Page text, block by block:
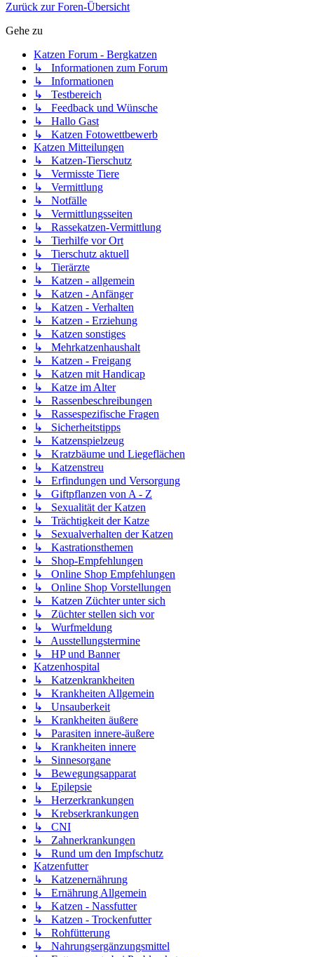
Zurück zur Foren-Übersicht
Gehe zu
Katzen Forum - Bergkatzen
↳ Informationen zum Forum
↳ Informationen
↳ Testbereich
↳ Feedback und Wünsche
↳ Hallo Gast
↳ Katzen Fotowettbewerb
Katzen Mitteilungen
↳ Katzen-Tierschutz
↳ Vermisste Tiere
↳ Vermittlung
↳ Notfälle
↳ Vermittlungsseiten
↳ Rassekatzen-Vermittlung
↳ Tierhilfe vor Ort
↳ Tierschutz aktuell
↳ Tierärzte
↳ Katzen - allgemein
↳ Katzen - Anfänger
↳ Katzen - Verhalten
↳ Katzen - Erziehung
↳ Katzen sonstiges
↳ Mehrkatzenhaushalt
↳ Katzen - Freigang
↳ Katzen mit Handicap
↳ Katze im Alter
↳ Rassenbeschreibungen
↳ Rassespezifische Fragen
↳ Sicherheitstipps
↳ Katzenspielzeug
↳ Kratzbäume und Liegeflächen
↳ Katzenstreu
↳ Erfindungen und Versorgung
↳ Giftpflanzen von A - Z
↳ Sexualität der Katzen
↳ Trächtigkeit der Katze
↳ Sexualverhalten der Katzen
↳ Kastrationsthemen
↳ Shop-Empfehlungen
↳ Online Shop Empfehlungen
↳ Online Shop Vorstellungen
↳ Katzen Züchter unter sich
↳ Züchter stellen sich vor
↳ Wurfmeldung
↳ Ausstellungstermine
↳ HP und Banner
Katzenhospital
↳ Katzenkrankheiten
↳ Krankheiten Allgemein
↳ Unsauberkeit
↳ Krankheiten äußere
↳ Parasiten innere-äußere
↳ Krankheiten innere
↳ Sinnesorgane
↳ Bewegungsapparat
↳ Epilepsie
↳ Herzerkrankungen
↳ Krebserkrankungen
↳ CNI
↳ Zahnerkrankungen
↳ Rund um den Impfschutz
Katzenfutter
↳ Katzenernährung
↳ Ernährung Allgemein
↳ Katzen - Nassfutter
↳ Katzen - Trockenfutter
↳ Rohfütterung
↳ Nahrungsergänzungsmittel